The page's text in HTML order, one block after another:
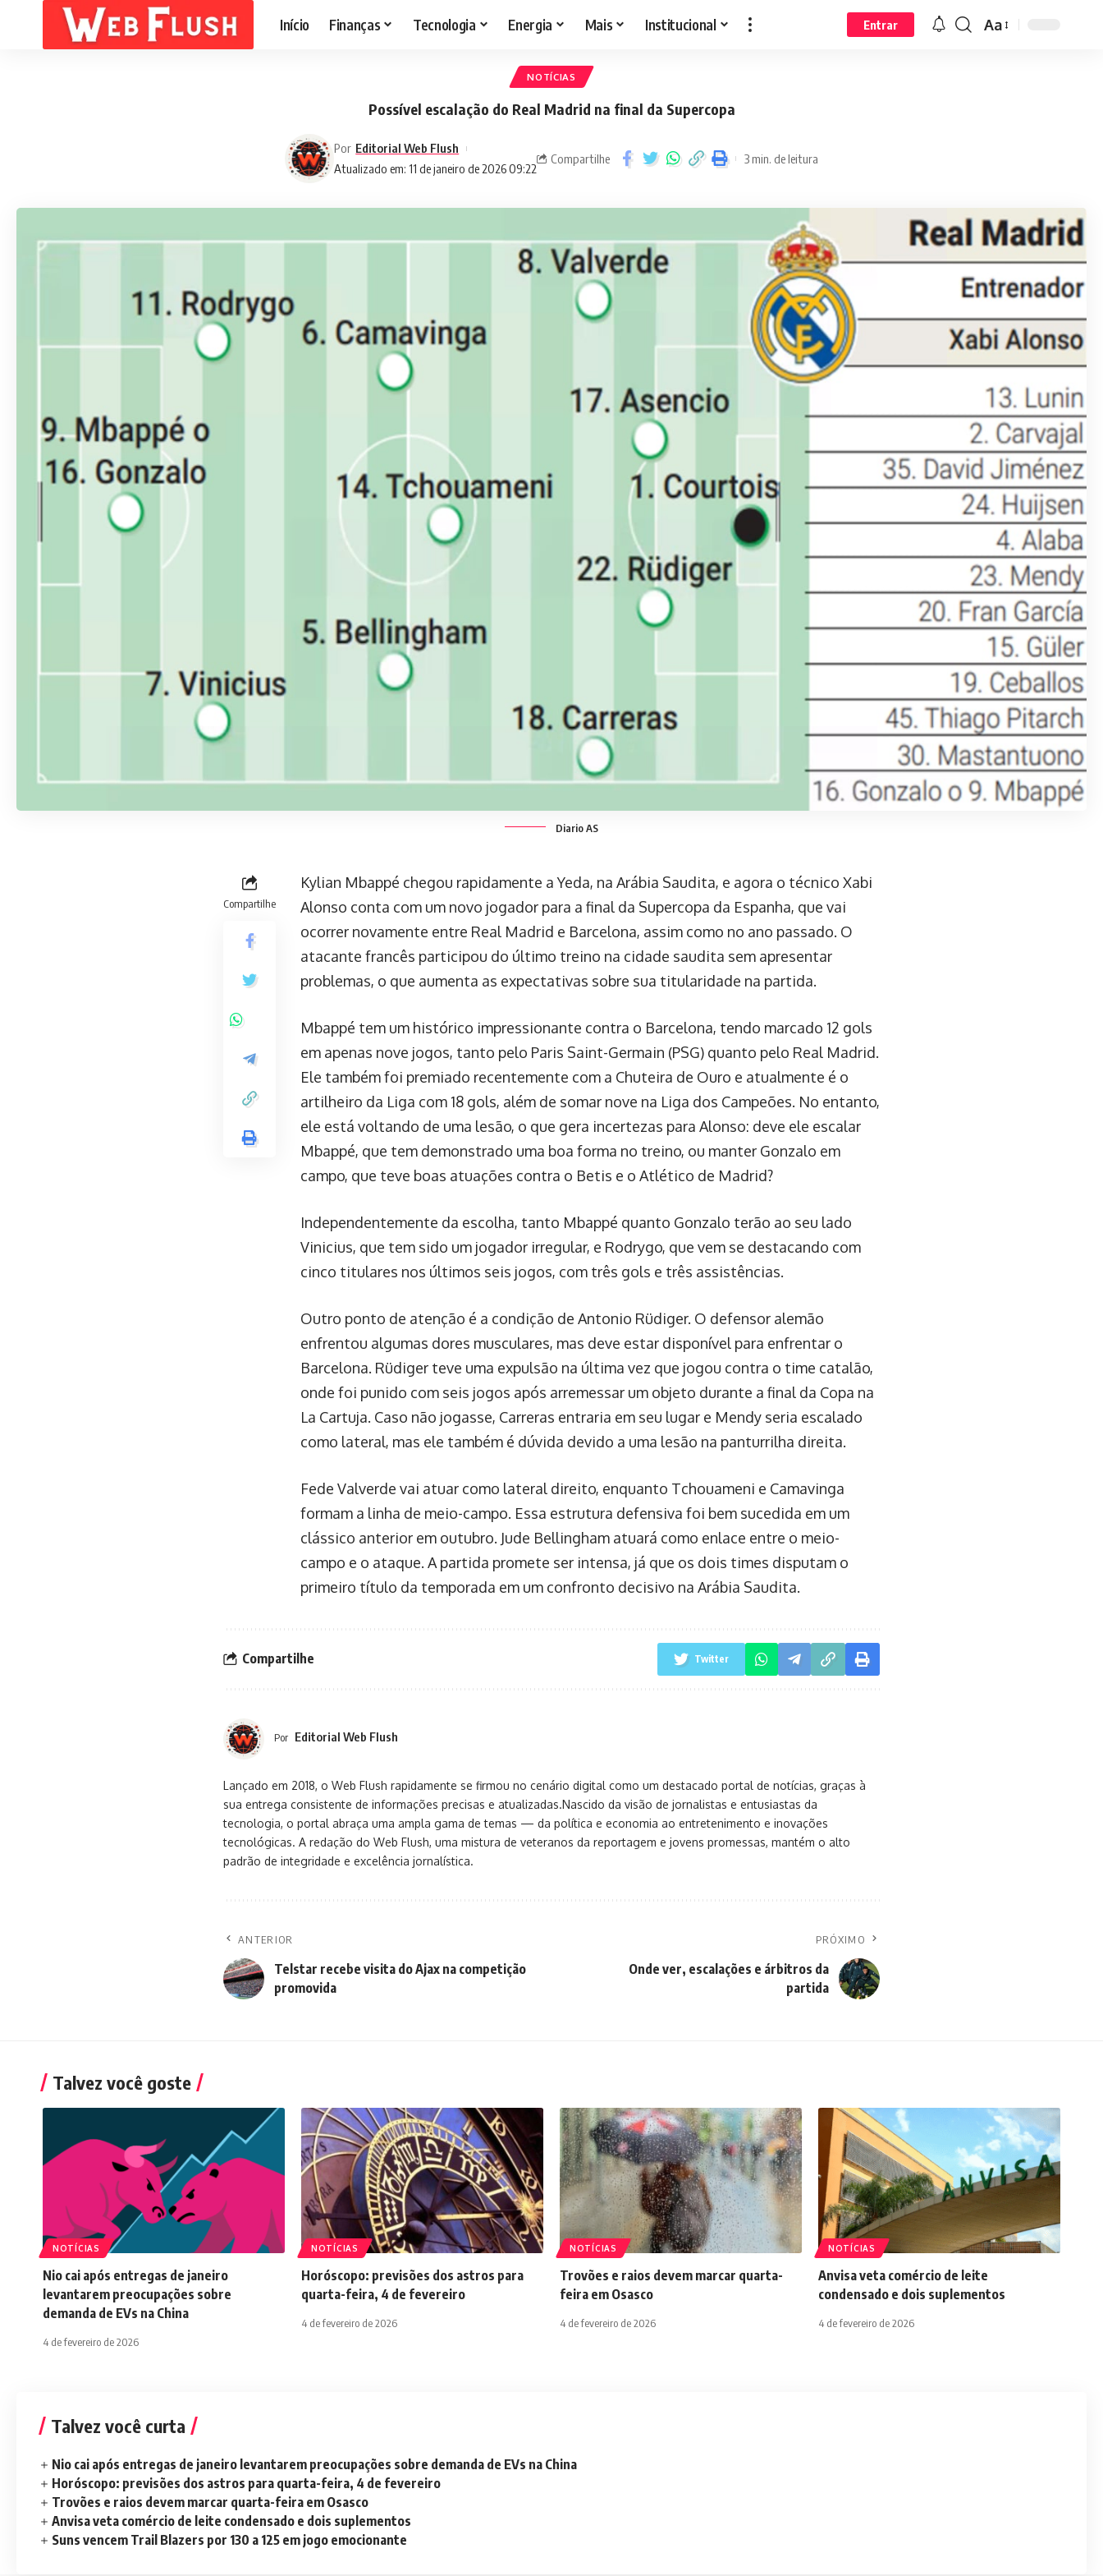
Início Finanças Tecnologia Energia Mais Institucional Entrar Aa
NOTÍCIAS
Possível escalação do Real Madrid na final da Supercopa
Atualizado em: 11 de janeiro de 2026 09:22
Por Editorial Web Flush
Compartilhe 3 min. de leitura
Diario AS
Compartilhe
Kylian Mbappé chegou rapidamente a Yeda, na Arábia Saudita, e agora o técnico Xabi
Alonso conta com um novo jogador para a final da Supercopa da Espanha, que vai
ocorrer novamente entre Real Madrid e Barcelona, assim como no ano passado. O
atacante francês participou do último treino na cidade saudita sem apresentar
problemas, o que aumenta as expectativas sobre sua titularidade na partida.
Mbappé tem um histórico impressionante contra o Barcelona, tendo marcado 12 gols
em apenas nove jogos, tanto pelo Paris Saint-Germain (PSG) quanto pelo Real Madrid.
Ele também foi premiado recentemente com a Chuteira de Ouro e atualmente é o
artilheiro da Liga com 18 gols, além de somar nove na Liga dos Campeões. No entanto,
ele está voltando de uma lesão, o que gera incertezas para Alonso: deve ele escalar
Mbappé, que tem demonstrado uma boa forma no treino, ou manter Gonzalo em
campo, que teve boas atuações contra o Betis e o Atlético de Madrid?
Independentemente da escolha, tanto Mbappé quanto Gonzalo terão ao seu lado
Vinicius, que tem sido um jogador irregular, e Rodrygo, que vem se destacando com
cinco titulares nos últimos seis jogos, com três gols e três assistências.
Outro ponto de atenção é a condição de Antonio Rüdiger. O defensor alemão
enfrentou algumas dores musculares, mas deve estar disponível para enfrentar o
Barcelona. Rüdiger teve uma expulsão na última vez que jogou contra o time catalão,
onde foi punido com seis jogos após arremessar um objeto durante a final da Copa na
La Cartuja. Caso não jogasse, Carreras entraria em seu lugar e Mendy seria escalado
como lateral, mas ele também é dúvida devido a uma lesão na panturrilha direita.
Fede Valverde vai atuar como lateral direito, enquanto Tchouameni e Camavinga
formam a linha de meio-campo. Essa estrutura defensiva foi bem sucedida em um
clássico anterior em outubro. Jude Bellingham atuará como enlace entre o meio-
campo e o ataque. A partida promete ser intensa, já que os dois times disputam o
primeiro título da temporada em um confronto decisivo na Arábia Saudita.
Compartilhe Twitter
Por Editorial Web Flush
Lançado em 2018, o Web Flush rapidamente se firmou no cenário digital como um destacado portal de notícias, graças à
sua entrega consistente de informações precisas e atualizadas.Nascido da visão de jornalistas e entusiastas da
tecnologia, o portal abraça uma ampla gama de temas — da política e economia ao entretenimento e inovações
tecnológicas. A redação do Web Flush, uma mistura de veteranos da reportagem e jovens promessas, mantém o alto
padrão de integridade e excelência jornalística.
ANTERIOR
Telstar recebe visita do Ajax na competição
promovida
PRÓXIMO
Onde ver, escalações e árbitros da
partida
Talvez você goste
NOTÍCIAS
Nio cai após entregas de janeiro
levantarem preocupações sobre
demanda de EVs na China
4 de fevereiro de 2026
NOTÍCIAS
Horóscopo: previsões dos astros para
quarta-feira, 4 de fevereiro
4 de fevereiro de 2026
NOTÍCIAS
Trovões e raios devem marcar quarta-
feira em Osasco
4 de fevereiro de 2026
NOTÍCIAS
Anvisa veta comércio de leite
condensado e dois suplementos
4 de fevereiro de 2026
Talvez você curta
Nio cai após entregas de janeiro levantarem preocupações sobre demanda de EVs na China
Horóscopo: previsões dos astros para quarta-feira, 4 de fevereiro
Trovões e raios devem marcar quarta-feira em Osasco
Anvisa veta comércio de leite condensado e dois suplementos
Suns vencem Trail Blazers por 130 a 125 em jogo emocionante